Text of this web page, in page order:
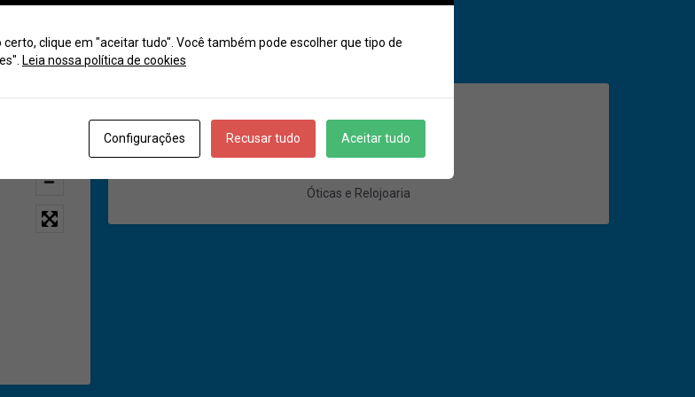
Compartilhar
Óticas e Relojoaria
clique em "aceitar tudo". Você também pode escolher que tipo de
Leia nossa política de cookies
Configurações Recusar tudo Aceitar tudo